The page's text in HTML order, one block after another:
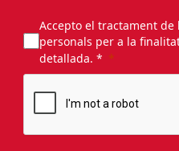
Accepto el tractament de
personals per a la
detallada. *